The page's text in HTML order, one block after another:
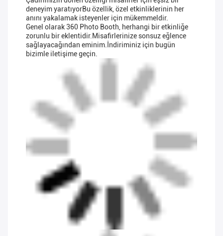
deneyim yaratıyorBu özellik, özel etkinliklerinin her
anını yakalamak isteyenler için mükemmeldir.
Genel olarak 360 Photo Booth, herhangi bir etkinliğe
zorunlu bir eklentidir.Misafirlerinize sonsuz eğlence
sağlayacağından eminim.İndiriminiz için bugün
bizimle iletişime geçin.